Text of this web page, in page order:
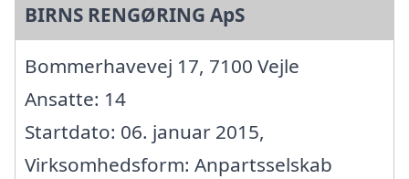
BIRNS RENGØRING ApS
Bommerhavevej 17, 7100 Vejle
Ansatte: 14
Startdato: 06. januar 2015,
Virksomhedsform: Anpartsselskab